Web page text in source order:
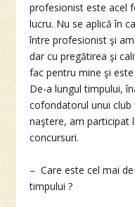
profesionist este acel
lucru. Nu se aplică în
între profesionist şi
dar cu pregătirea şi
fac pentru mine şi
De-a lungul timpului,
cofondatorul unui
naştere, am participat
concursuri.
– Care este cel mai
timpului ?